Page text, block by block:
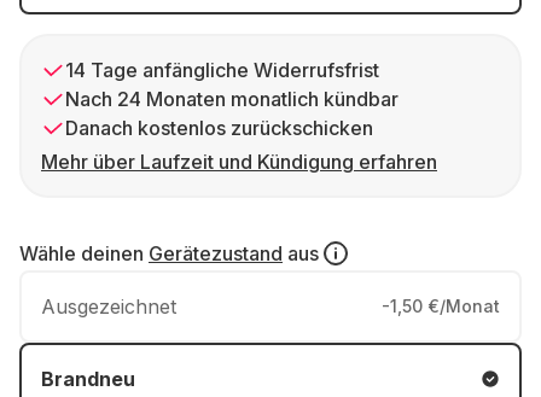
14 Tage anfängliche Widerrufsfrist
Nach 24 Monaten monatlich kündbar
Danach kostenlos zurückschicken
Mehr über Laufzeit und Kündigung erfahren
Wähle deinen Gerätezustand aus
Ausgezeichnet -1,50 €/Monat
Brandneu